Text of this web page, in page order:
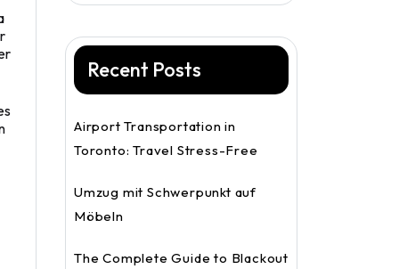
Recent Posts
Airport Transportation in
Toronto: Travel Stress-Free
Umzug mit Schwerpunkt auf
Möbeln
The Complete Guide to Blackout